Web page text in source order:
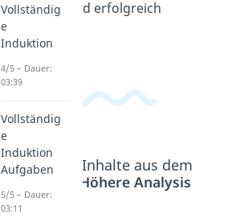
verbessern und erfolgreich
anwenden.
Beliebte Inhalte aus dem
Bereich
Höhere Analysis
Vollständig
e
Induktion
4/5 – Dauer:
03:39
Vollständig
e
Induktion
Aufgaben
5/5 – Dauer:
03:11